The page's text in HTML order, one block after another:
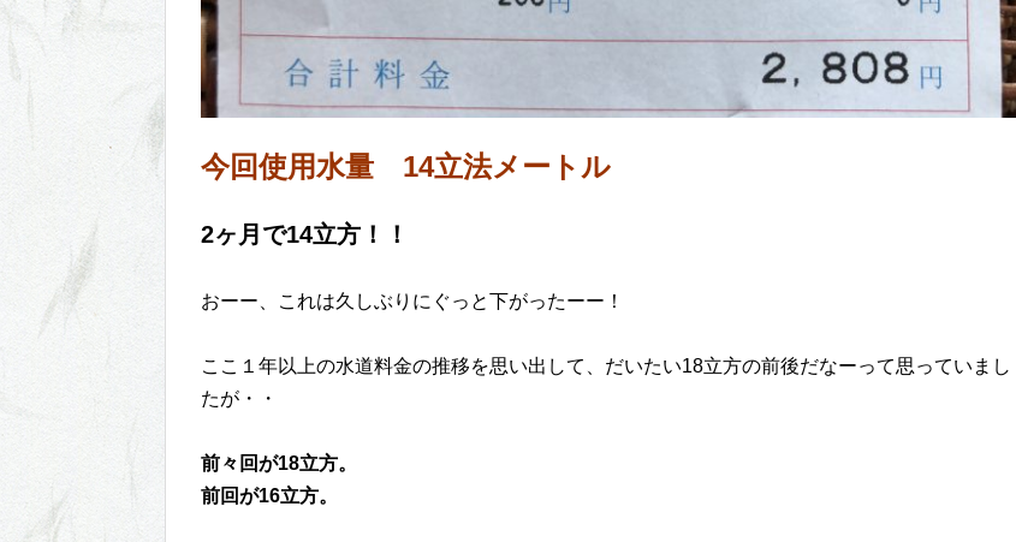
今回使用水量 14立法メートル
2ヶ月で14立方！！
おーー、これは久しぶりにぐっと下がったーー！
ここ１年以上の水道料金の推移を思い出して、だいたい18立方の前後だなーって思っていまし
たが・・
前々回が18立方。
前回が16立方。